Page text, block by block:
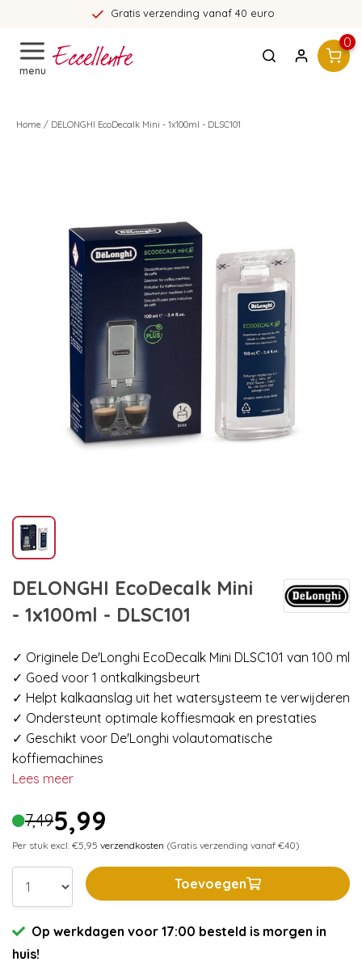
Gratis verzending vanaf 40 euro
menu
0
Home / DELONGHI EcoDecalk Mini - 1x100ml - DLSC101
DELONGHI EcoDecalk Mini
- 1x100ml - DLSC101
✓ Originele De'Longhi EcoDecalk Mini DLSC101 van 100 ml
✓ Goed voor 1 ontkalkingsbeurt
✓ Helpt kalkaanslag uit het watersysteem te verwijderen
✓ Ondersteunt optimale koffiesmaak en prestaties
✓ Geschikt voor De'Longhi volautomatische
koffiemachines
Lees meer
7,495,99
Per stuk excl. €5,95 verzendkosten (Gratis verzending vanaf €40)
Toevoegen
Op werkdagen voor 17:00 besteld is morgen in
huis!